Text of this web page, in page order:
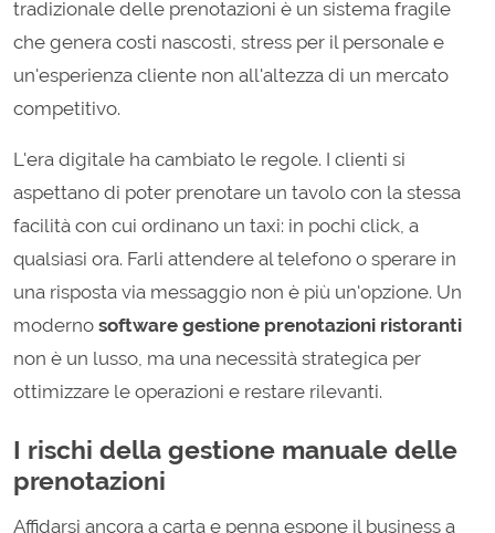
tradizionale delle prenotazioni è un sistema fragile
che genera costi nascosti, stress per il personale e
un'esperienza cliente non all'altezza di un mercato
competitivo.
L'era digitale ha cambiato le regole. I clienti si
aspettano di poter prenotare un tavolo con la stessa
facilità con cui ordinano un taxi: in pochi click, a
qualsiasi ora. Farli attendere al telefono o sperare in
una risposta via messaggio non è più un'opzione. Un
moderno software gestione prenotazioni ristoranti
non è un lusso, ma una necessità strategica per
ottimizzare le operazioni e restare rilevanti.
I rischi della gestione manuale delle
prenotazioni
Affidarsi ancora a carta e penna espone il business a